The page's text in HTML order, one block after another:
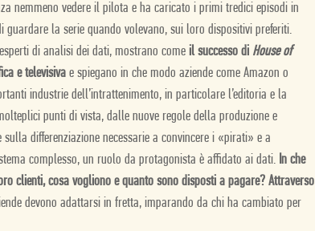
nemmeno vedere il pilota e ha caricato i primi tredici episodi in
la serie quando volevano, sui loro dispositivi preferiti.
di analisi dei dati, mostrano come il successo di House of
e televisiva e spiegano in che modo aziende come Amazon o
industrie dell’intrattenimento, in particolare l’editoria e la
punti di vista, dalle nuove regole della produzione e
differenziazione necessarie a convincere i «pirati» e a
complesso, un ruolo da protagonista è affidato ai dati. In che
clienti, cosa vogliono e quanto sono disposti a pagare? Attraverso
devono adattarsi in fretta, imparando da chi ha cambiato per